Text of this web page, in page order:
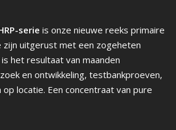
serie is onze nieuwe reeks primaire
zijn uitgerust met een zogeheten
het resultaat van maanden
en ontwikkeling, testbankproeven,
locatie. Een concentraat van pure